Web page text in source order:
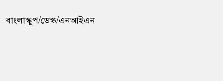
বাংলাস্কুপ/ডেস্ক/এনআইএন